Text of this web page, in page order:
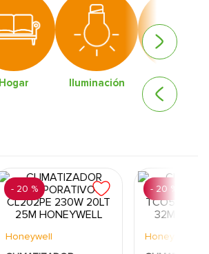
Hogar Iluminación Limpieza
- 20 %
Honeywell
- 20 %
Honeywell